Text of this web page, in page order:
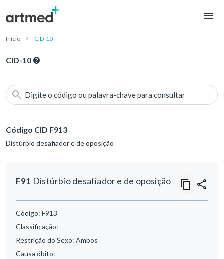
Início CID-10
CID-10
Digite o código ou palavra-chave para consultar
Código CID F913
Distúrbio desafiador e de oposição
F91 Distúrbio desafiador e de oposição
Código: F913
Classificação: -
Restrição do Sexo: Ambos
Causa óbito: -